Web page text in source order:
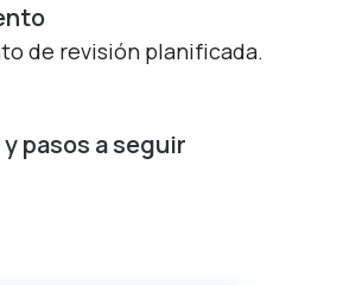
de revisión planificada.
pasos a seguir